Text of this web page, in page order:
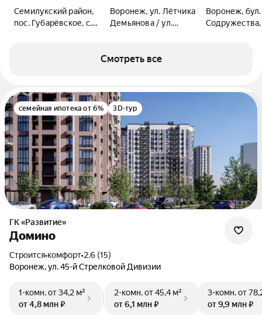
Семилукский район,
пос. Губарёвское, с.
Воронеж, ул. Лётчика
Демьянова / ул.
Воронеж, бул.
Содружества,
Смотреть все
семейная ипотека от 6% 3D-тур
ГК «Развитие»
Домино
Строится•комфорт•2.6 (15)
Воронеж, ул. 45-й Стрелковой Дивизии
1-комн.от 34,2 м²
от 4,8 млн ₽
2-комн.от 45,4 м²
от 6,1 млн ₽
3-комн.от
от 9,9 млн ₽